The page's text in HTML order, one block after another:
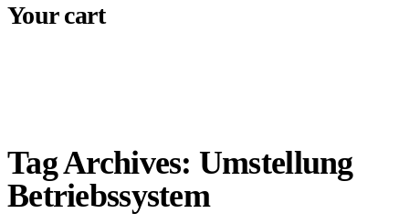
Your cart
Tag Archives: Umstellung
Betriebssystem